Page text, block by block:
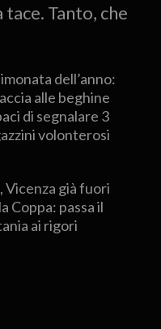
Tanto, che
dell’anno:
alle beghine
di segnalare 3
volonterosi
Vicenza già fuori
Coppa: passa il
ai rigori